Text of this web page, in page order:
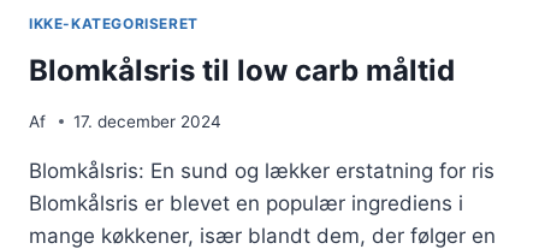
IKKE-KATEGORISERET
Blomkålsris til low carb måltid
Af 17. december 2024
Blomkålsris: En sund og lækker erstatning for ris
Blomkålsris er blevet en populær ingrediens i
mange køkkener, især blandt dem, der følger en